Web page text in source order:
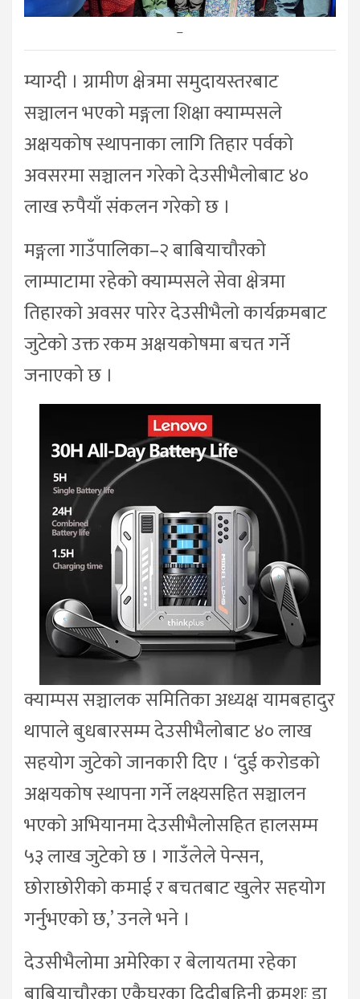
–
म्याग्दी । ग्रामीण क्षेत्रमा समुदायस्तरबाट
सञ्चालन भएको मङ्गला शिक्षा क्याम्पसले
अक्षयकोष स्थापनाका लागि तिहार पर्वको
अवसरमा सञ्चालन गरेको देउसीभैलोबाट ४०
लाख रुपैयाँ संकलन गरेको छ ।
मङ्गला गाउँपालिका–२ बाबियाचौरको
लाम्पाटामा रहेको क्याम्पसले सेवा क्षेत्रमा
तिहारको अवसर पारेर देउसीभैलो कार्यक्रमबाट
जुटेको उक्त रकम अक्षयकोषमा बचत गर्ने
जनाएको छ ।
क्याम्पस सञ्चालक समितिका अध्यक्ष यामबहादुर
थापाले बुधबारसम्म देउसीभैलोबाट ४० लाख
सहयोग जुटेको जानकारी दिए । ‘दुई करोडको
अक्षयकोष स्थापना गर्ने लक्ष्यसहित सञ्चालन
भएको अभियानमा देउसीभैलोसहित हालसम्म
५३ लाख जुटेको छ । गाउँलेले पेन्सन,
छोराछोरीको कमाई र बचतबाट खुलेर सहयोग
गर्नुभएको छ,’ उनले भने ।
देउसीभैलोमा अमेरिका र बेलायतमा रहेका